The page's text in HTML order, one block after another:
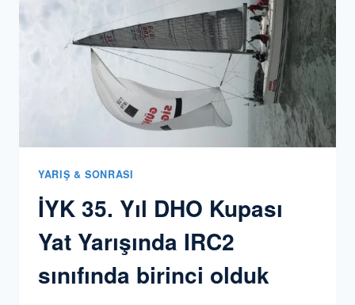
YARIŞ & SONRASI
İYK 35. Yıl DHO Kupası
Yat Yarışında IRC2
sınıfında birinci olduk